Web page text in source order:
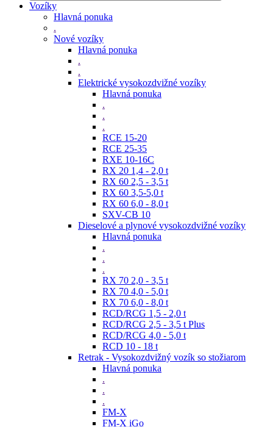
Vozíky
Hlavná ponuka
.
Nové vozíky
Hlavná ponuka
.
.
Elektrické vysokozdvižné vozíky
Hlavná ponuka
.
.
.
RCE 15-20
RCE 25-35
RXE 10-16C
RX 20 1,4 - 2,0 t
RX 60 2,5 - 3,5 t
RX 60 3,5-5,0 t
RX 60 6,0 - 8,0 t
SXV-CB 10
Dieselové a plynové vysokozdvižné vozíky
Hlavná ponuka
.
.
.
RX 70 2,0 - 3,5 t
RX 70 4,0 - 5,0 t
RX 70 6,0 - 8,0 t
RCD/RCG 1,5 - 2,0 t
RCD/RCG 2,5 - 3,5 t Plus
RCD/RCG 4,0 - 5,0 t
RCD 10 - 18 t
Retrak - Vysokozdvižný vozík so stožiarom
Hlavná ponuka
.
.
.
FM-X
FM-X iGo